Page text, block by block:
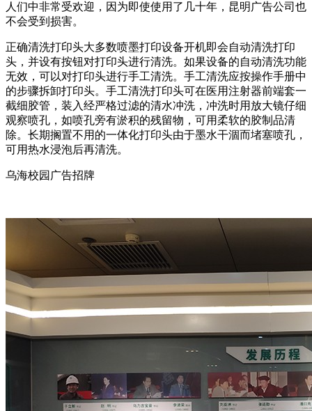
人们中非常受欢迎，因为即使使用了几十年，昆明广告公司也
不会受到损害。
正确清洗打印头大多数喷墨打印设备开机即会自动清洗打印
头，并设有按钮对打印头进行清洗。如果设备的自动清洗功能
无效，可以对打印头进行手工清洗。手工清洗应按操作手册中
的步骤拆卸打印头。手工清洗打印头可在医用注射器前端套一
截细胶管，装入经严格过滤的清水冲洗，冲洗时用放大镜仔细
观察喷孔，如喷孔旁有淤积的残留物，可用柔软的胶制品清
除。长期搁置不用的一体化打印头由于墨水干涸而堵塞喷孔，
可用热水浸泡后再清洗。
乌海校园广告招牌